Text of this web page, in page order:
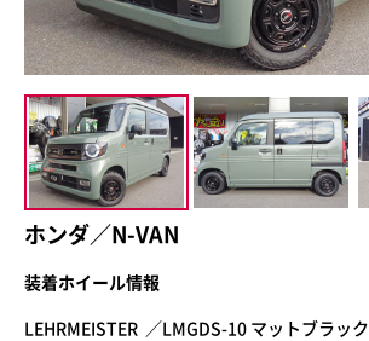
ホンダ／N-VAN
装着ホイール情報
LEHRMEISTER ／LMGDS-10 マットブラック